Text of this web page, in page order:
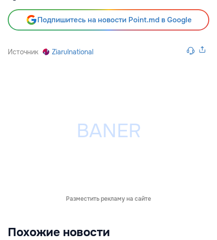
Подпишитесь на новости Point.md в Google
Источник Ziarulnational
Разместить рекламу на сайте
Похожие новости